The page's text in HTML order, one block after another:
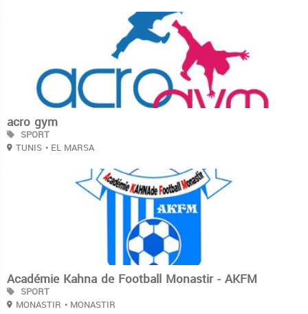
acro gym
SPORT
TUNIS • EL MARSA
Académie Kahna de Football Monastir - AKFM
SPORT
MONASTIR • MONASTIR